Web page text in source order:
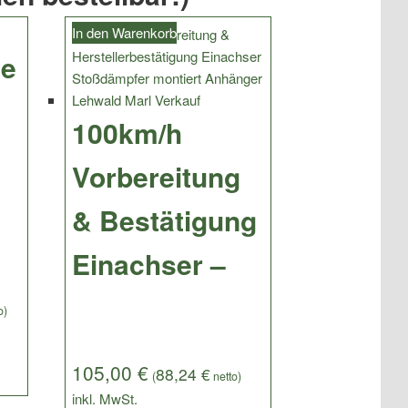
100km/h
Vorbereitung
& Bestätigung
Einachser –
105,00€ (88,24€netto)
In den Warenkorb